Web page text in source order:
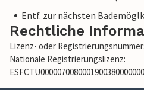
Entf. zur nächsten
Rechtliche
Lizenz- oder
Nationale Registrierungslizenz: